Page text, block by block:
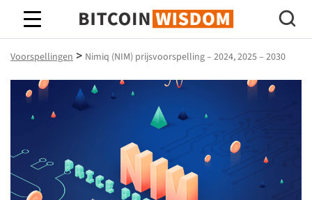
Bitcoin-wijsheid
Voorspellingen > Nimiq (NIM) prijsvoorspelling – 2024, 2025 – 2030